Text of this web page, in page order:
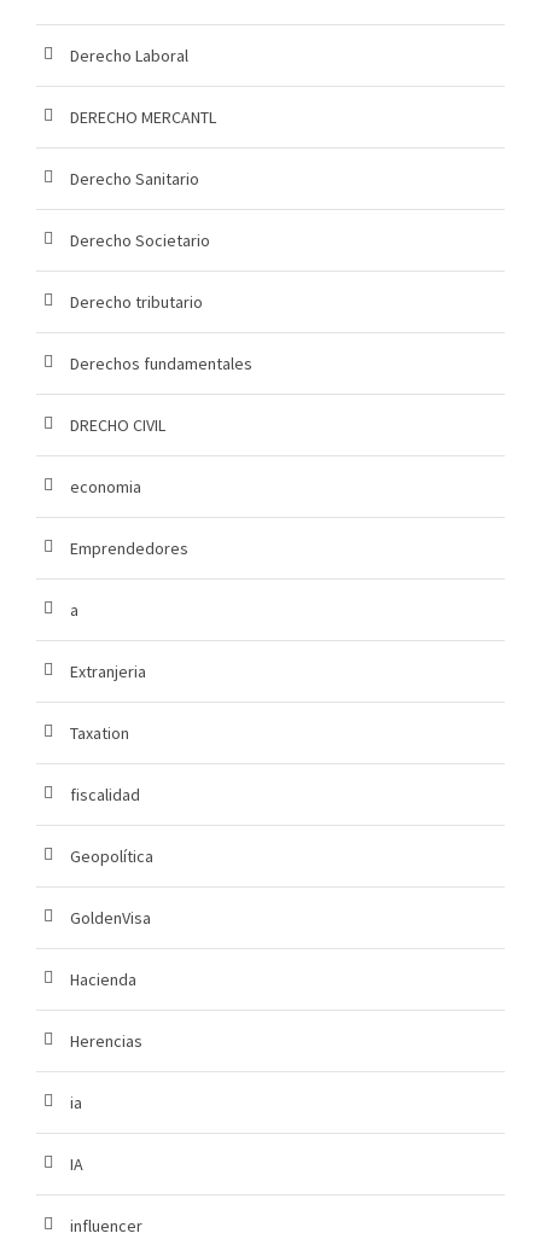
Derecho Laboral
DERECHO MERCANTL
Derecho Sanitario
Derecho Societario
Derecho tributario
Derechos fundamentales
DRECHO CIVIL
economia
Emprendedores
a
Extranjeria
Taxation
fiscalidad
Geopolítica
GoldenVisa
Hacienda
Herencias
ia
IA
influencer